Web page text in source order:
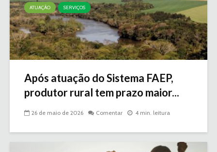
ATUAÇÃO SERVIÇOS
Após atuação do Sistema FAEP,
produtor rural tem prazo maior...
26 de maio de 2026 Comentar 4 min. leitura